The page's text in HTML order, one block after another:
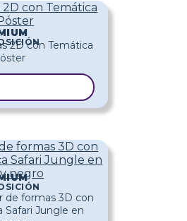
2D con Temática
formas 3D con
Safari Jungle en
negro